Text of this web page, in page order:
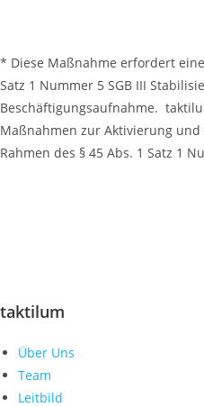
* Diese Maßnahme erfordert
Satz 1 Nummer 5 SGB III
Beschäftigungsaufnahme.
Maßnahmen zur Aktivierung
Rahmen des § 45 Abs. 1 Satz 1
taktilum
Über Uns
Team
Leitbild